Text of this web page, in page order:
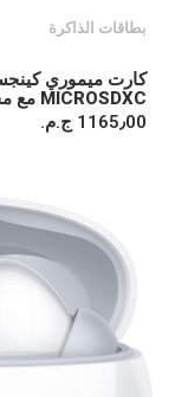
بطاقات الذاكرة
MICROSDXC مع محول، 128 جيجا، اسود - SDCS2/128GB
1165٫00 ج.م.‏